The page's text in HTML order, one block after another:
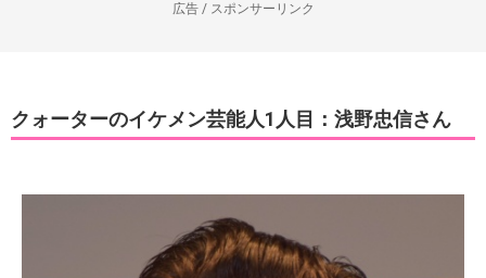
広告 / スポンサーリンク
クォーターのイケメン芸能人1人目：浅野忠信さん